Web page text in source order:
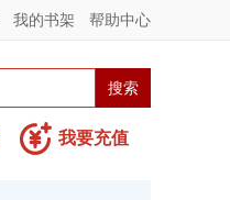
我的书架 帮助中心
我要充值